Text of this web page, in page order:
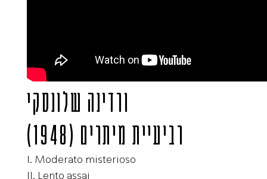
ורדינה שלונסקי
רביעיית מיתרים (1948)
I. Moderato misterioso
II. Lento assai